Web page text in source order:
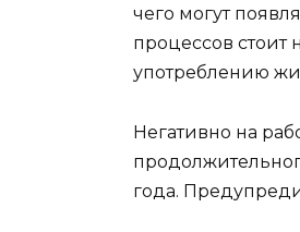
чего могут
процессов
употреблению
Негативно на
года.